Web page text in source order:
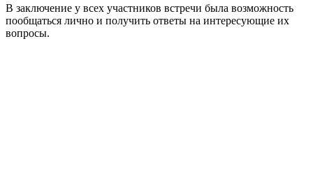
В заключение у всех участников встречи была возможность
пообщаться лично и получить ответы на интересующие их
вопросы.